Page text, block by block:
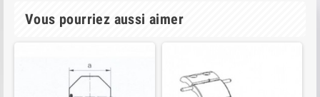
Vous pourriez aussi aimer